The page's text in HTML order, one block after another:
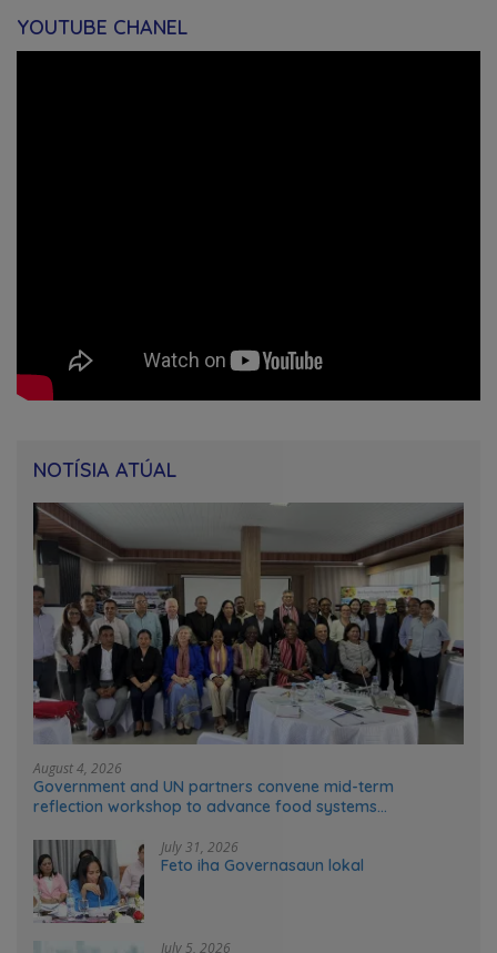
YOUTUBE CHANEL
NOTÍSIA ATÚAL
August 4, 2026
Government and UN partners convene mid-term
reflection workshop to advance food systems
July 31, 2026
Feto iha Governasaun lokal
July 5, 2026